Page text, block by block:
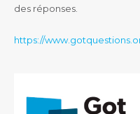
des réponses.
https://